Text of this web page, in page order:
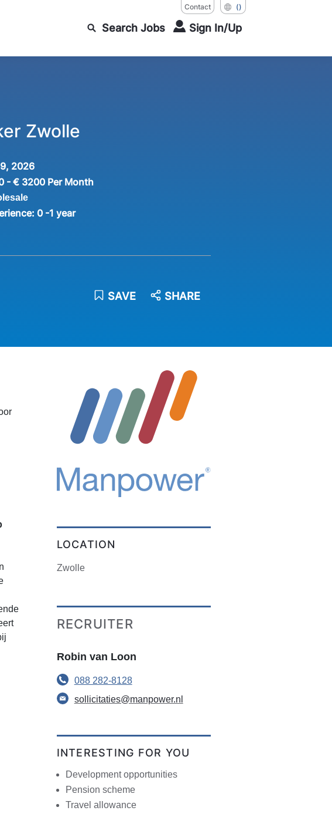
Contact ()
Search Jobs Sign In/Up
Zwolle
2026
- € 3200 Per Month
0 -1 year
SAVE SHARE
LOCATION
Zwolle
RECRUITER
Robin van Loon
088 282-8128
sollicitaties@manpower.nl
INTERESTING FOR YOU
Development opportunities
Pension scheme
Travel allowance